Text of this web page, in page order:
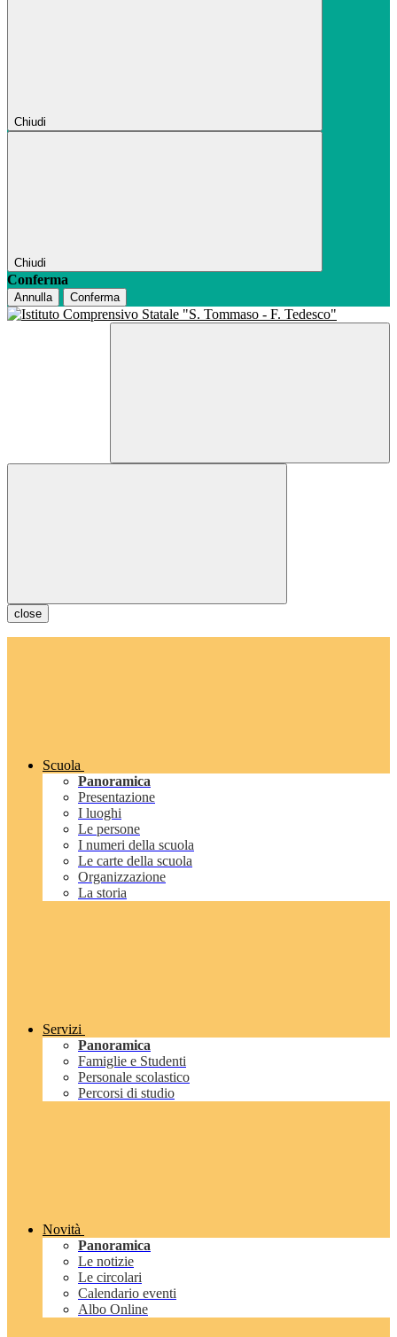
Chiudi
Chiudi
Conferma
Annulla Conferma
close
Scuola
Panoramica
Presentazione
I luoghi
Le persone
I numeri della scuola
Le carte della scuola
Organizzazione
La storia
Servizi
Panoramica
Famiglie e Studenti
Personale scolastico
Percorsi di studio
Novità
Panoramica
Le notizie
Le circolari
Calendario eventi
Albo Online